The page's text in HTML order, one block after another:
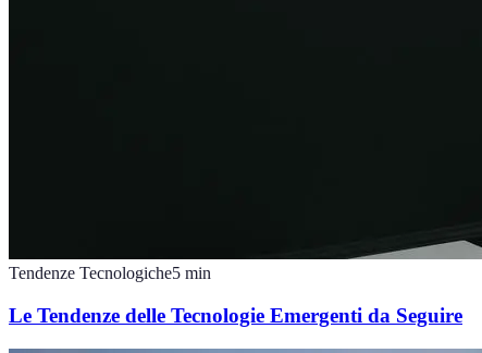
Tendenze Tecnologiche5 min
Le Tendenze delle Tecnologie Emergenti da Seguire